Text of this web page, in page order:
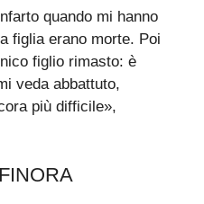
quando mi hanno
figlia erano morte. Poi
figlio rimasto: è
veda abbattuto,
più difficile»,